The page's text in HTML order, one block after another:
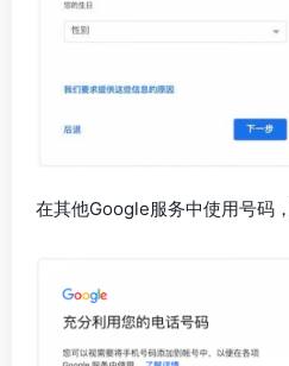
在其他Google服务中使用号码